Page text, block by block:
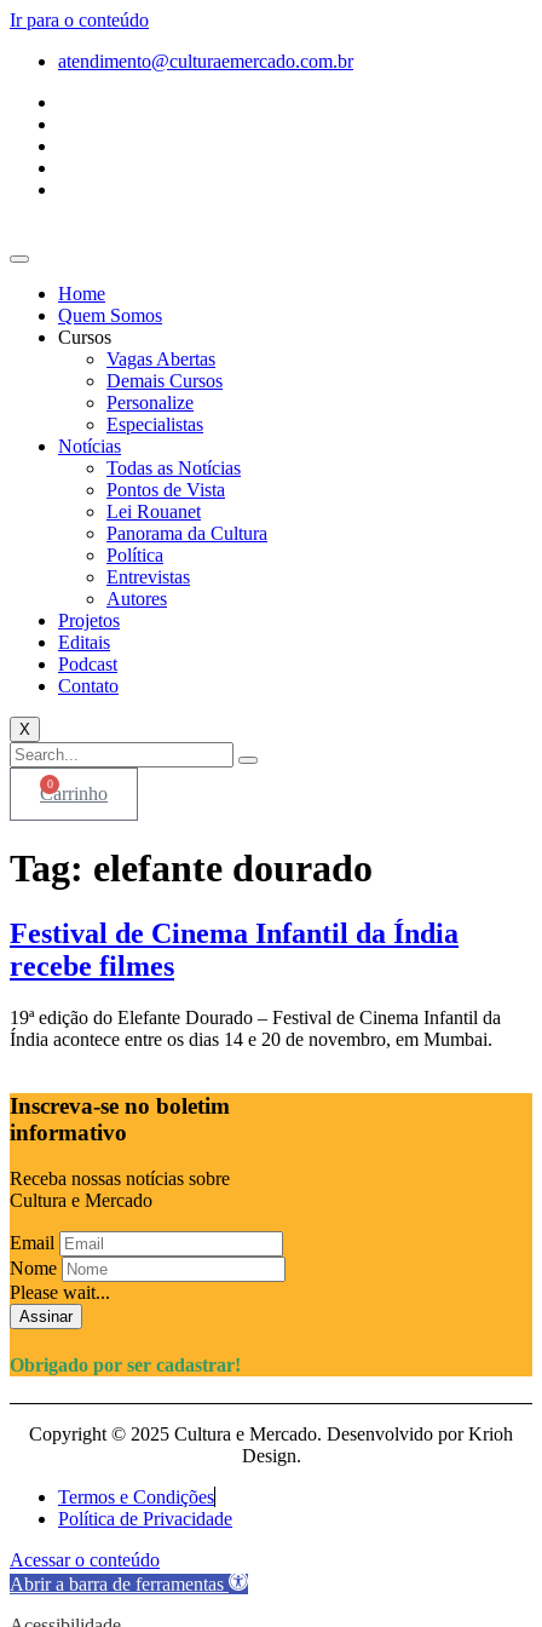
Ir para o conteúdo
atendimento@culturaemercado.com.br
Home
Quem Somos
Cursos
Vagas Abertas
Demais Cursos
Personalize
Especialistas
Notícias
Todas as Notícias
Pontos de Vista
Lei Rouanet
Panorama da Cultura
Política
Entrevistas
Autores
Projetos
Editais
Podcast
Contato
X
0
Carrinho
Tag: elefante dourado
Festival de Cinema Infantil da Índia
recebe filmes
19ª edição do Elefante Dourado – Festival de Cinema Infantil da
Índia acontece entre os dias 14 e 20 de novembro, em Mumbai.
Inscreva-se no boletim
informativo
Receba nossas notícias sobre
Cultura e Mercado
Email
Nome
Please wait...
Assinar
Obrigado por ser cadastrar!
Copyright © 2025 Cultura e Mercado. Desenvolvido por Krioh
Design.
Termos e Condições
Política de Privacidade
Acessar o conteúdo
Abrir a barra de ferramentas